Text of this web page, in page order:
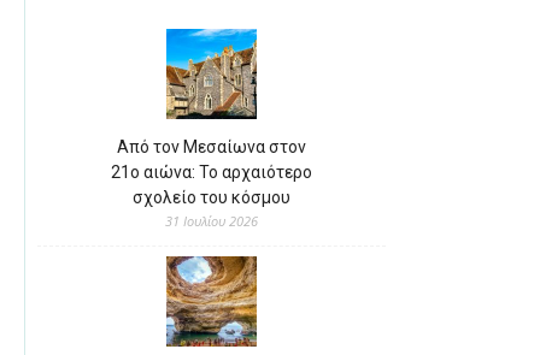
Από τον Μεσαίωνα στον
21ο αιώνα: Το αρχαιότερο
σχολείο του κόσμου
31 Ιουλίου 2026